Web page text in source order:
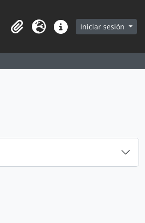
Portapapeles
Idioma Enlaces rápidos
Iniciar sesión